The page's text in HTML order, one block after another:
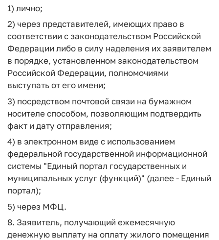
1) лично;
2) через представителей, имеющих право в
соответствии с законодательством Российской
Федерации либо в силу наделения их заявителем
в порядке, установленном законодательством
Российской Федерации, полномочиями
выступать от его имени;
3) посредством почтовой связи на бумажном
носителе способом, позволяющим подтвердить
факт и дату отправления;
4) в электронном виде с использованием
федеральной государственной информационной
системы "Единый портал государственных и
муниципальных услуг (функций)" (далее - Единый
портал);
5) через МФЦ.
8. Заявитель, получающий ежемесячную
денежную выплату на оплату жилого помещения